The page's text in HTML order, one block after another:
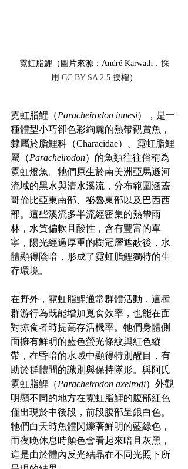
霓虹脂鯉（圖片來源：André Karwath，採
用 CC BY-SA 2.5 授權）
霓虹脂鯉（Paracheirodon innesi），是一
種體型小巧卻色彩絢麗的熱帶觀賞魚，
隸屬於脂鯉科（Characidae）。霓虹脂鯉
屬（Paracheirodon）的魚類往往俗稱為
霓虹燈魚。牠們原生於南美洲亞馬遜河
流域的黑水與清水溪流，分布範圍涵蓋
哥倫比亞東南部、祕魯東部以及巴西西
部。這些溪流多半流經密集的熱帶雨
林，水質偏軟且酸性，含有豐富的單
寧，陽光經過厚重的樹冠層遮蔽後，水
體顯得陰暗，形成了霓虹脂鯉獨特的生
存環境。
在野外，霓虹脂鯉通常群體活動，這種
群游行為既能增加覓食效率，也能在面
對掠食者時提高存活機率。牠們身體側
面擁有鮮明的藍色螢光條紋與紅色縱
帶，在昏暗的水域中顯得特別醒目，有
助於群體間的識別與保持隊形。與阿氏
霓虹脂鯉（Paracheirodon axelrodi）外觀
明顯不同的地方在霓虹脂鯉的腹部紅色
僅出現於中後段，前段腹部呈銀白色。
牠們白天時魚體閃爍著鮮明的藍綠色，
而夜晚休息時顏色會看起來暗且灰黑，
這是由於體內反光結晶在不同光照下所